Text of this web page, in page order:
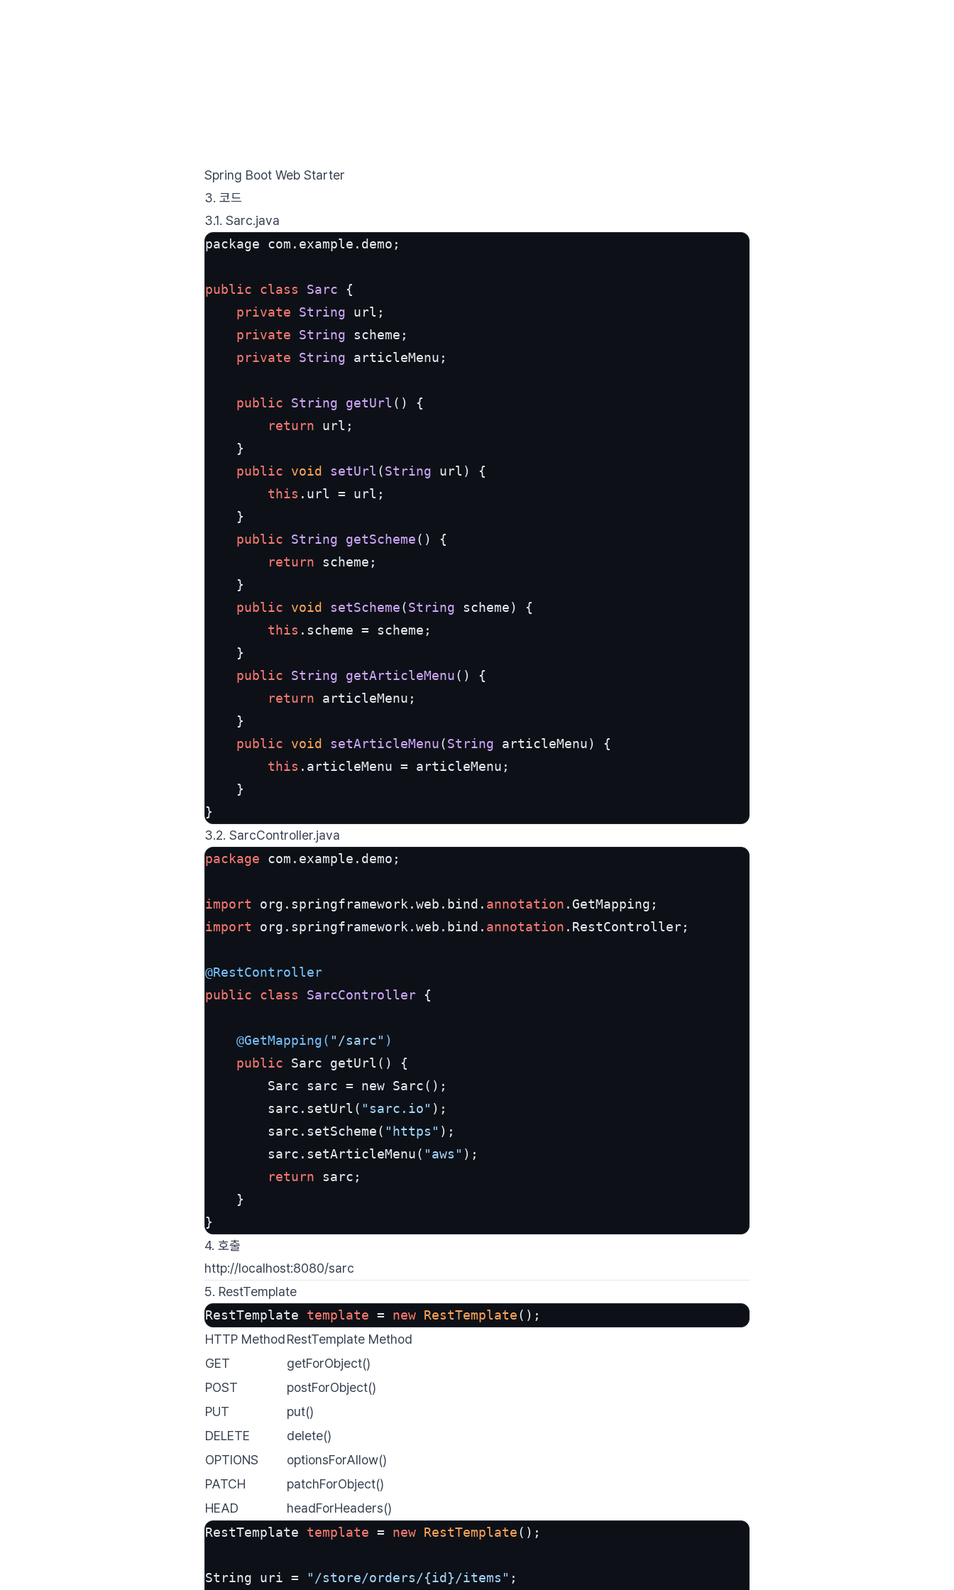
Spring Boot Web Starter
3. 코드
3.1. Sarc.java
package com. example . demo ;
public class Sarc {
private
String url;
private
String scheme;
private
String articleMenu;
public String getUrl ( ) {
return url;
public
void setUrl (String url ) {
this . url = url;
public
String getScheme( ) {
return scheme;
public
void setScheme(String scheme) {
this . scheme = scheme;
public
String getArticleMenu( ) {
return articleMenu;
public
void setArticleMenu(String articleMenu) {
this . articleMenu = articleMenu;
}
3.2. SarcController.java
package com.example.demo;
import org.springframework.web.bind. annotation
import org.springframework.web.bind. annotation .RestController;
@RestController
public
class SarcController {
@GetMapping( "/sarc" )
public Sarc getUrl() {
		sarc.setUrl(
"sarc.io" );
		sarc.setScheme(
"https" );
		sarc.setArticleMenu(
"aws" );
return sarc;
}
4. 호출
http://localhost:8080/sarc
5. RestTemplate
RestTemplate template = new RestTemplate();
HTTP MethodRestTemplate Method
GET
getForObject()
POST
postForObject()
PUT
put()
DELETE
delete()
OPTIONS
optionsForAllow()
PATCH
patchForObject()
HEAD
headForHeaders()
RestTemplate template = new RestTemplate();
String uri = "/store/orders/{id}/items" ;